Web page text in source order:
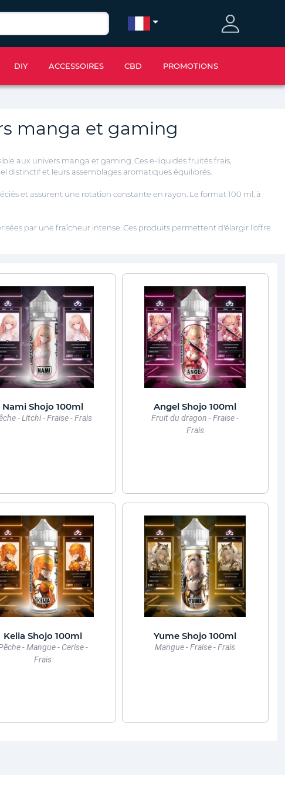
DIY ACCESSOIRES CBD PROMOTIONS
manga et gaming
aux univers manga et gaming. Ces e-liquides fruités frais,
distinctif et leurs assemblages aromatiqueséquilibrés.
et assurent une rotation constante en rayon. Le format 100 ml, à
par une fraîcheur intense. Ces produits permettent d'élargir l'offre
Nami Shojo 100ml
- Litchi - Fraise - Frais
Angel Shojo 100ml
Fruit du dragon - Fraise -
Frais
Kelia Shojo 100ml
- Mangue - Cerise -
Frais
Yume Shojo 100ml
Mangue - Fraise - Frais